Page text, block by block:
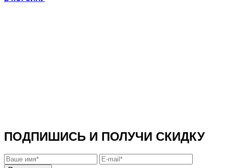
ПОДПИШИСЬ И ПОЛУЧИ СКИДКУ